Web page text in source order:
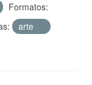
Formatos:
arte